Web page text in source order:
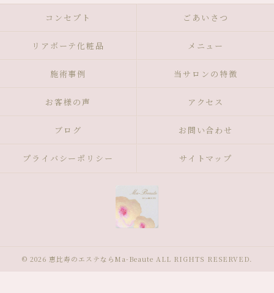
コンセプト ごあいさつ
リアボーテ化粧品 メニュー
施術事例 当サロンの特徴
お客様の声 アクセス
ブログ お問い合わせ
プライバシーポリシー サイトマップ
© 2026 恵比寿のエステならMa-Beaute ALL RIGHTS RESERVED.